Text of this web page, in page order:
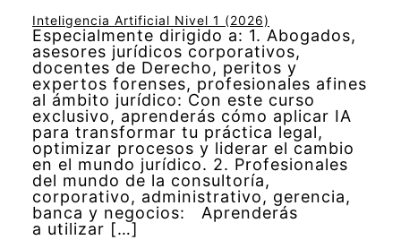
Inteligencia Artificial Nivel 1 (2026)
Especialmente dirigido a: 1. Abogados,
asesores jurídicos corporativos,
docentes de Derecho, peritos y
expertos forenses, profesionales afines
al ámbito jurídico: Con este curso
exclusivo, aprenderás cómo aplicar IA
para transformar tu práctica legal,
optimizar procesos y liderar el cambio
en el mundo jurídico. 2. Profesionales
del mundo de la consultoría,
corporativo, administrativo, gerencia,
banca y negocios: Aprenderás
a utilizar […]